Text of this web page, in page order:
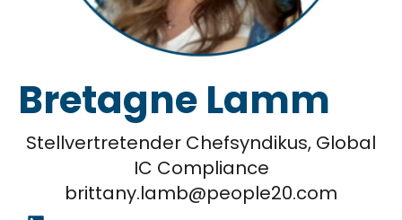
Bretagne Lamm
Stellvertretender Chefsyndikus, Global
IC Compliance
brittany.lamb@people20.com